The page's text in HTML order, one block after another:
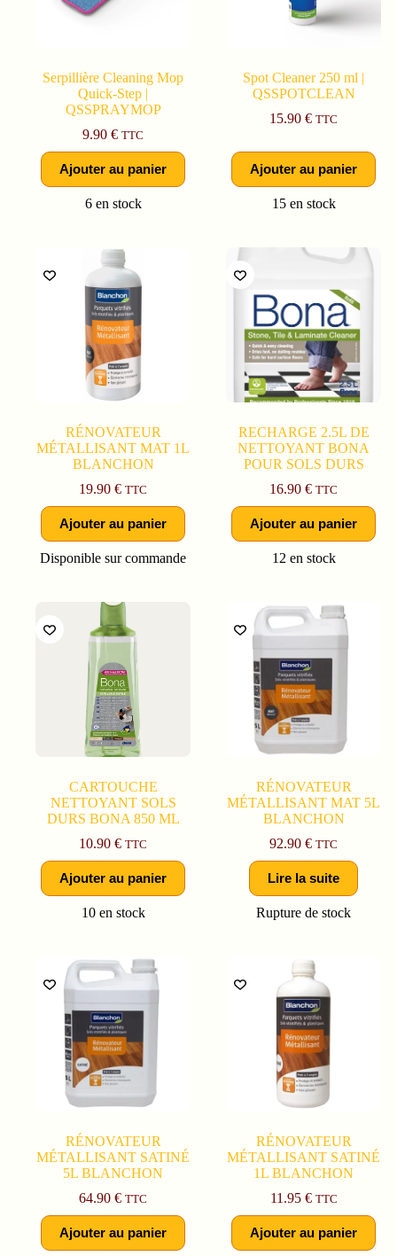
Serpillière Cleaning Mop
Quick-Step |
QSSPRAYMOP
9.90€ TTC
Ajouter au panier
6 en stock
Spot Cleaner 250 ml |
QSSPOTCLEAN
15.90€ TTC
Ajouter au panier
15 en stock
RÉNOVATEUR
MÉTALLISANT MAT 1L
BLANCHON
19.90€ TTC
Ajouter au panier
Disponible sur commande
RECHARGE 2.5L DE
NETTOYANT BONA
POUR SOLS DURS
16.90€ TTC
Ajouter au panier
12 en stock
CARTOUCHE
NETTOYANT SOLS
DURS BONA 850 ML
10.90€ TTC
Ajouter au panier
10 en stock
RÉNOVATEUR
MÉTALLISANT MAT 5L
BLANCHON
92.90€ TTC
Lire la suite
Rupture de stock
RÉNOVATEUR
MÉTALLISANT SATINÉ
5L BLANCHON
64.90€ TTC
Ajouter au panier
RÉNOVATEUR
MÉTALLISANT SATINÉ
1L BLANCHON
11.95 € TTC
Ajouter au panier